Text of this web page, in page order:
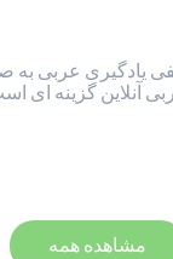
یادگیری عربی به
آنلاین گزینه ای
مشاهده همه